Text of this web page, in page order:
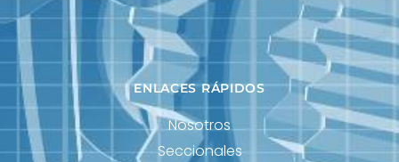
ENLACES RÁPIDOS
Nosotros
Seccionales